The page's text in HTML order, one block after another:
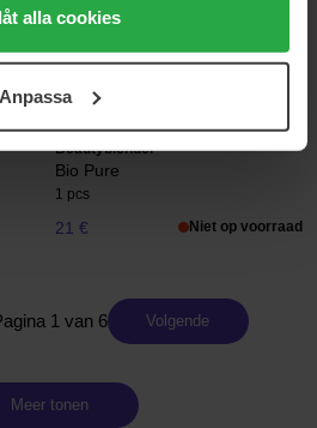
"Detaljer" kan anpassa
Du kan när som helst återkalla
alla cookies
Anpassa
100 ml
Beautyblender
Bio Pure
1 pcs
21 € Niet op voorraad
1 van 6 Volgende
Meer tonen